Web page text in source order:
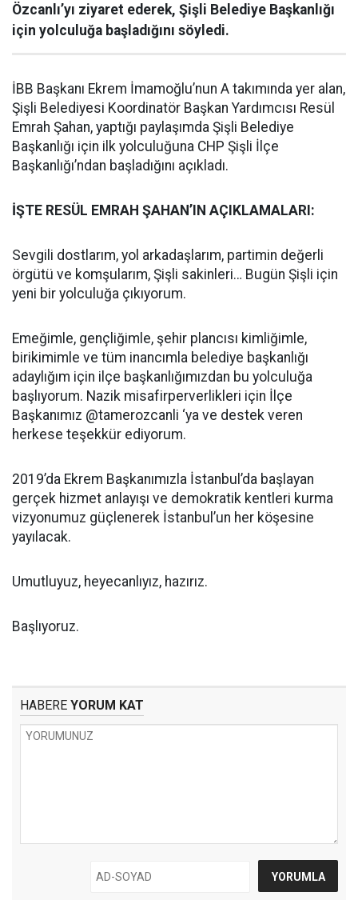
Özcanlı’yı ziyaret ederek, Şişli Belediye Başkanlığı
için yolculuğa başladığını söyledi.
İBB Başkanı Ekrem İmamoğlu’nun A takımında yer alan,
Şişli Belediyesi Koordinatör Başkan Yardımcısı Resül
Emrah Şahan, yaptığı paylaşımda Şişli Belediye
Başkanlığı için ilk yolculuğuna CHP Şişli İlçe
Başkanlığı’ndan başladığını açıkladı.
İŞTE RESÜL EMRAH ŞAHAN’IN AÇIKLAMALARI:
Sevgili dostlarım, yol arkadaşlarım, partimin değerli
örgütü ve komşularım, Şişli sakinleri… Bugün Şişli için
yeni bir yolculuğa çıkıyorum.
Emeğimle, gençliğimle, şehir plancısı kimliğimle,
birikimimle ve tüm inancımla belediye başkanlığı
adaylığım için ilçe başkanlığımızdan bu yolculuğa
başlıyorum. Nazik misafirperverlikleri için İlçe
Başkanımız @tamerozcanli ‘ya ve destek veren
herkese teşekkür ediyorum.
2019’da Ekrem Başkanımızla İstanbul’da başlayan
gerçek hizmet anlayışı ve demokratik kentleri kurma
vizyonumuz güçlenerek İstanbul’un her köşesine
yayılacak.
Umutluyuz, heyecanlıyız, hazırız.
Başlıyoruz.
HABERE YORUM KAT